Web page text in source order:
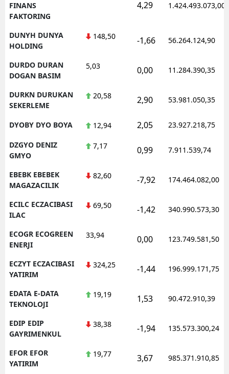
FINANS
FAKTORING
4,29 1.424.493.073,00
DUNYH DUNYA
HOLDING
148,50 -1,66 56.264.124,90
DURDO DURAN
DOGAN BASIM
5,03 0,00 11.284.390,35
DURKN DURUKAN
SEKERLEME
20,58 2,90 53.981.050,35
DYOBY DYO BOYA 12,94 2,05 23.927.218,75
DZGYO DENIZ
GMYO
7,17 0,99 7.911.539,74
EBEBK EBEBEK
MAGAZACILIK
82,60 -7,92 174.464.082,00
ECILC ECZACIBASI
ILAC
69,50 -1,42 340.990.573,30
ECOGR ECOGREEN
ENERJI
33,94 0,00 123.749.581,50
ECZYT ECZACIBASI
YATIRIM
324,25 -1,44 196.999.171,75
EDATA E-DATA
TEKNOLOJI
19,19 1,53 90.472.910,39
EDIP EDIP
GAYRIMENKUL
38,38 -1,94 135.573.300,24
EFOR EFOR
YATIRIM
19,77 3,67 985.371.910,85